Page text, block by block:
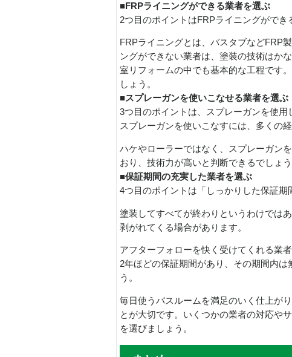
■FRPライニングができる業者を選ぶ
2つ目のポイントはFRPライニングができ
FRPライニングとは、バスタブなどFRP
ングができない業者は、塗装の技術はか
室リフォームの中でも基本的な工程です
しょう。
■スプレーガンを使いこなせる業者を選ぶ
3つ目のポイントは、スプレーガンを使用
スプレーガンを使いこなすには、多くの
ハケやローラーではなく、スプレーガン
おり、技術力が高いと判断できるでしょう
■保証期間の充実した業者を選ぶ
4つ目のポイントは「しっかりした保証期
塗装してすべてが終わりというわけでは
剥がれてくる場合があります。
アフターフォローを快く受けてくれる業
2年ほどの保証期間があり、その期間内
う。
毎日使うバスルームを満足のいく仕上が
とが大切です。いくつかの業者の対応や
を選びましょう。